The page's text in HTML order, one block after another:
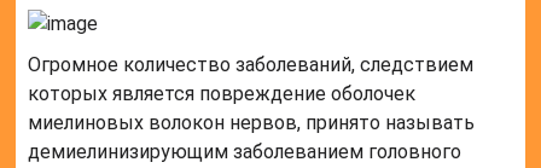
Огромное количество заболеваний, следствием
которых является повреждение оболочек
миелиновых волокон нервов, принято называть
демиелинизирующим заболеванием головного